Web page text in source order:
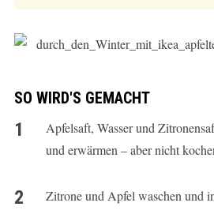
SO WIRD'S GEMACHT
Apfelsaft, Wasser und
und erwärmen – aber nicht
Zitrone und Apfel waschen und